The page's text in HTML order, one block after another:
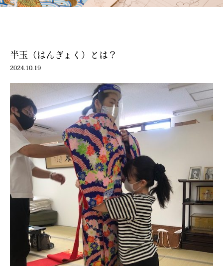
半玉（はんぎょく）とは？
2024.10.19